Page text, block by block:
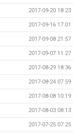
2017-09-20 18:23
2017-09-16 17:01
2017-09-08 21:57
2017-09-07 11:27
2017-08-29 18:36
2017-08-24 07:59
2017-08-08 10:19
2017-08-03 08:13
2017-07-25 07:25